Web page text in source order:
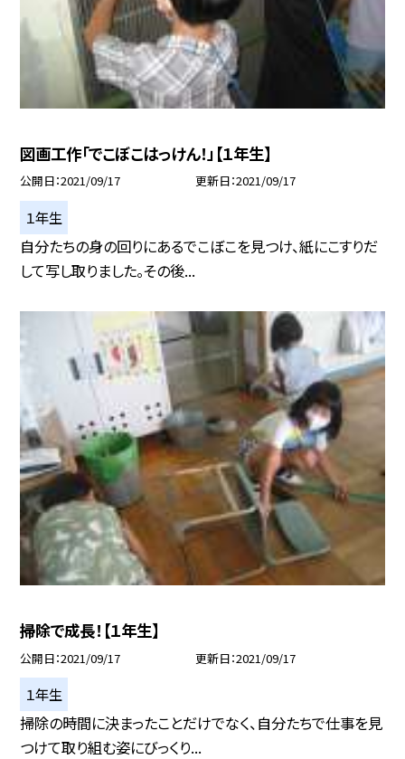
図画工作「でこぼこはっけん！」【１年生】
公開日 2021/09/17 更新日 2021/09/17
１年生
自分たちの身の回りにあるでこぼこを見つけ、紙にこすりだ
して写し取りました。その後...
掃除で成長！【１年生】
公開日 2021/09/17 更新日 2021/09/17
１年生
掃除の時間に決まったことだけでなく、自分たちで仕事を見
つけて取り組む姿にびっくり...